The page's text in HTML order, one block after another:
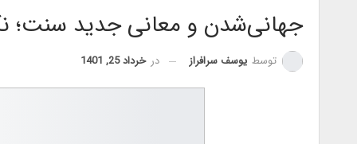
جهانی‌شدن و معانی جدید سنت؛
توسط یوسف سرافراز در خرداد 25, 1401